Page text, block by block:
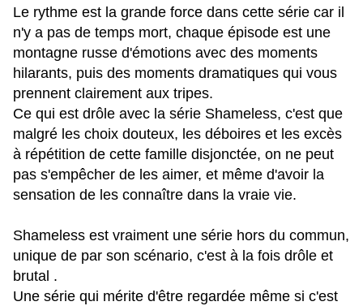
Le rythme est la grande force dans cette série car il
n'y a pas de temps mort, chaque épisode est une
montagne russe d'émotions avec des moments
hilarants, puis des moments dramatiques qui vous
prennent clairement aux tripes.
Ce qui est drôle avec la série Shameless, c'est que
malgré les choix douteux, les déboires et les excès
à répétition de cette famille disjonctée, on ne peut
pas s'empêcher de les aimer, et même d'avoir la
sensation de les connaître dans la vraie vie.
Shameless est vraiment une série hors du commun,
unique de par son scénario, c'est à la fois drôle et
brutal .
Une série qui mérite d'être regardée même si c'est